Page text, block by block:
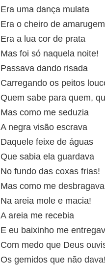
Era uma dança mulata
Era o cheiro de amarugem
Era a lua cor de prata
Mas foi só naquela noite!
Passava dando risada
Carregando os peitos
Quem sabe para quem,
Mas como me seduzia
A negra visão escrava
Daquele feixe de águas
Que sabia ela guardava
No fundo das coxas frias!
Mas como me desbragava
Na areia mole e macia!
A areia me recebia
E eu baixinho me
Com medo que Deus
Os gemidos que não dava!